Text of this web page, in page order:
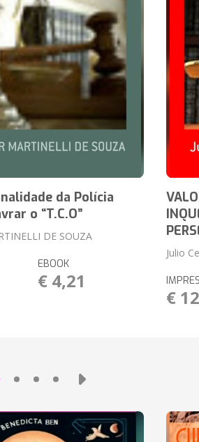
da Polícia
o “T.C.O”
DE SOUZA
EBOOK
€ 4,21
Julio
€